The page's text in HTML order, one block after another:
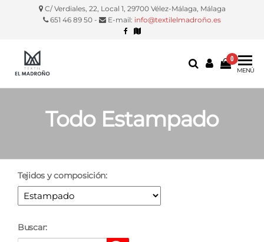
C/ Verdiales, 22, Local 1, 29700 Vélez-Málaga, Málaga
651 46 89 50 -
E-mail: info@textilelmadroño.es
Madroño
silla, etc.
0
MENÚ
Todo Estampado
Tejidos y composición:
Buscar: